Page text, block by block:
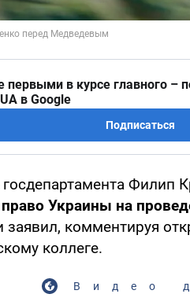
первыми в курсе главного –
в Google
Подписаться
Филип
Украины на
заявил, комментируя
коллеге.
Видео